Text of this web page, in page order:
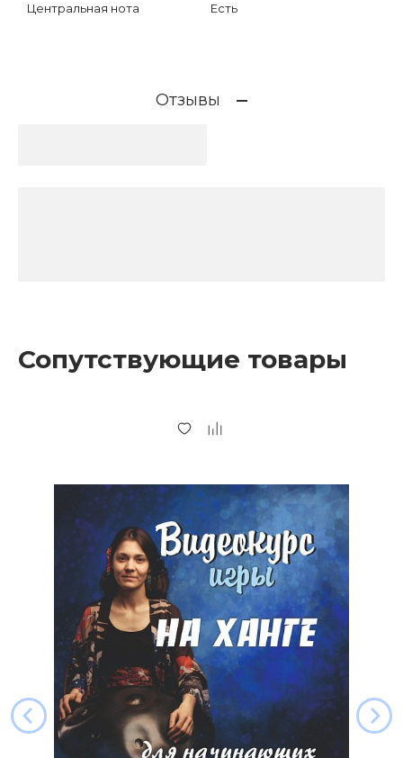
Центральная нота Есть
Отзывы
Сопутствующие товары